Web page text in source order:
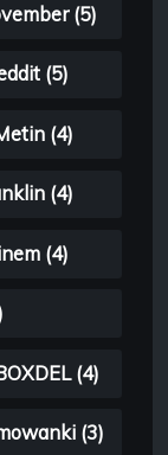
(5)
(5)
(4)
(4)
(4)
(4)
(3)